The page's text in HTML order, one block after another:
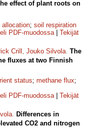
effect of plant roots on
allocation; soil respiration
PDF-muodossa| Tekijät
Crill , Jouko Silvola. The
fluxes at two Finnish
status; methane flux;
PDF-muodossa| Tekijät
. Differences in
CO2 and nitrogen